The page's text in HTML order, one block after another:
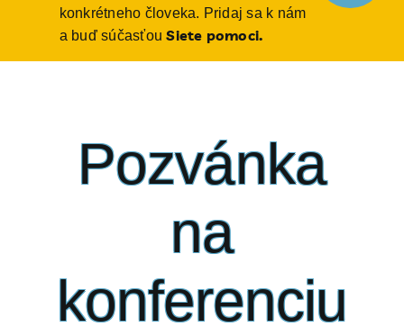
konkrétneho človeka. Pridaj sa k nám
a buď súčasťou Siete pomoci.
Pozvánka
na
konferenciu